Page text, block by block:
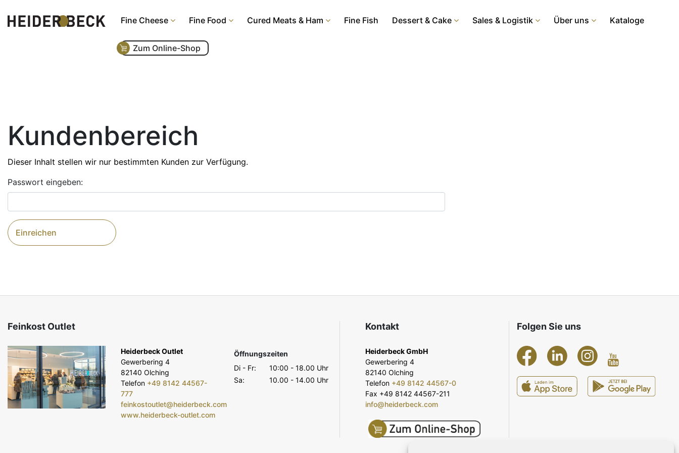
Fine Cheese Fine Food Cured Meats & Ham Fine Fish Dessert & Cake Sales & Logistik Über uns Kataloge
Zum Online-Shop
Kundenbereich
Dieser Inhalt stellen wir nur bestimmten Kunden zur Verfügung.
Passwort eingeben:
Einreichen
Feinkost Outlet
Heiderbeck Outlet
Gewerbering 4
82140 Olching
Telefon +49 8142 44567-
777
feinkostoutlet@heiderbeck.com
www.heiderbeck-outlet.com
Öffnungszeiten
Di - Fr:
10:00 - 18.00 Uhr
Sa:
10.00 - 14.00 Uhr
Kontakt
Heiderbeck GmbH
Gewerbering 4
82140 Olching
Telefon +49 8142 44567-0
Fax +49 8142 44567-211
info@heiderbeck.com
Folgen Sie uns